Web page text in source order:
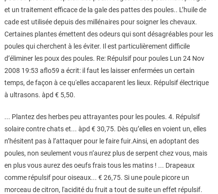
et un traitement efficace de la gale des pattes des poules.. L’huile de
cade est utilisée depuis des millénaires pour soigner les chevaux.
Certaines plantes émettent des odeurs qui sont désagréables pour les
poules qui cherchent à les éviter. Il est particulièrement difficile
d’éliminer les poux des poules. Re: Répulsif pour poules Lun 24 Nov
2008 19:53 aflo59 a écrit: il faut les laisser enfermées un certain
temps, de façon à ce qu'elles accaparent les lieux. Répulsif électrique
à ultrasons. àpd € 5,50.
... Plantez des herbes peu attrayantes pour les poules. 4. Répulsif
solaire contre chats et... àpd € 30,75. Dès qu’elles en voient un, elles
n’hésitent pas à l’attaquer pour le faire fuir.Ainsi, en adoptant des
poules, non seulement vous n’aurez plus de serpent chez vous, mais
en plus vous aurez des oeufs frais tous les matins ! ... Drapeaux
comme répulsif pour oiseaux... € 26,75. Si une poule picore un
morceau de citron, l'acidité du fruit a tout de suite un effet répulsif.